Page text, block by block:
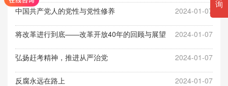
2024-01-07
中国共产党人的党性与党性修养
2024-01-07
将改革进行到底——改革开放40年的回顾与展望
2024-01-07
弘扬赶考精神，推进从严治党
2024-01-07
反腐永远在路上
询